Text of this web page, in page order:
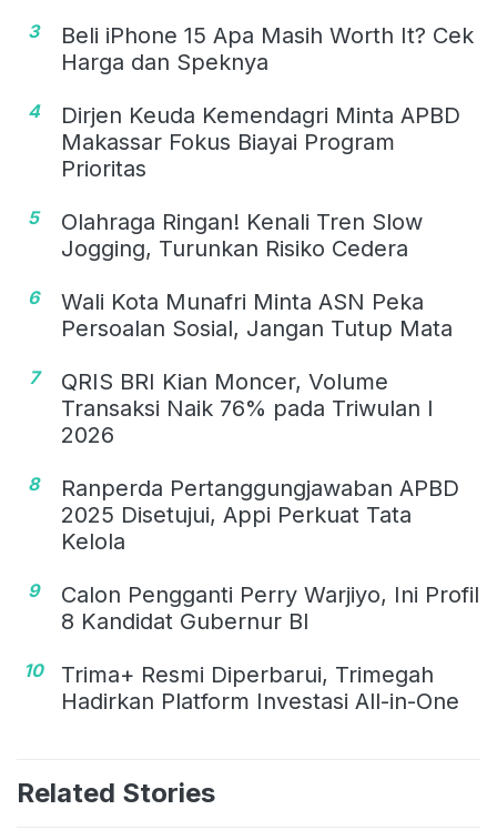
3
Beli iPhone 15 Apa Masih Worth It? Cek
Harga dan Speknya
4
Dirjen Keuda Kemendagri Minta APBD
Makassar Fokus Biayai Program
Prioritas
5
Olahraga Ringan! Kenali Tren Slow
Jogging, Turunkan Risiko Cedera
6
Wali Kota Munafri Minta ASN Peka
Persoalan Sosial, Jangan Tutup Mata
7
QRIS BRI Kian Moncer, Volume
Transaksi Naik 76% pada Triwulan I
2026
8
Ranperda Pertanggungjawaban APBD
2025 Disetujui, Appi Perkuat Tata
Kelola
9
Calon Pengganti Perry Warjiyo, Ini Profil
8 Kandidat Gubernur BI
10
Trima+ Resmi Diperbarui, Trimegah
Hadirkan Platform Investasi All-in-One
Related Stories